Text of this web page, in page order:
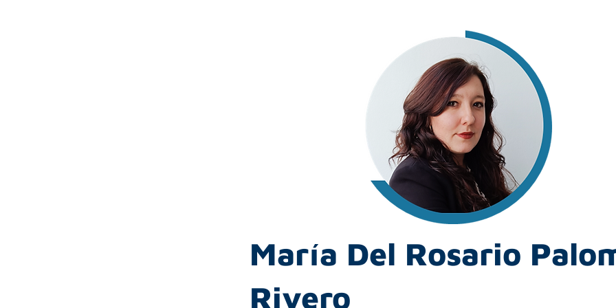
María Del Rosario
Rivero